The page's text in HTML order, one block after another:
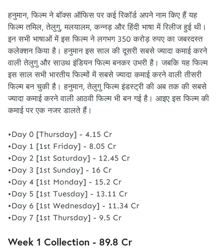
हनुमान, फिल्म ने बॉक्स ऑफिस पर कई रिकॉर्ड अपने नाम किए हैं यह
फिल्म तमिल, तेलुगु, मलयालम, कन्नड़ और हिंदी भाषा में रिलीज हुई थी।
इन सभी भाषाओं में इस फिल्म ने लगभग 350 करोड़ रुपए का जबरदस्त
कलेक्शन किया है। हनुमान इस साल की दूसरी सबसे ज्यादा कमाई करने
वाली तेलुगु और साउथ इंडियन फिल्म बनकर उभरी है। जबकि यह फिल्म
इस साल सभी भारतीय फिल्मों में सबसे ज्यादा कमाई करने वाली तीसरी
फिल्म बन चुकी है। हनुमान, तेलुगु फिल्म इंडस्ट्री की अब तक की सबसे
ज्यादा कमाई करने वाली आठवी फिल्म भी बन गई है। आइए इस फिल्म की
कमाई पर एक नजर डालते हैं।
•Day 0 [Thursday] - 4.15 Cr
•Day 1 [1st Friday] - 8.05 Cr
•Day 2 [1st Saturday] - 12.45 Cr
•Day 3 [1st Sunday] - 16 Cr
•Day 4 [1st Monday] - 15.2 Cr
•Day 5 [1st Tuesday] - 13.11 Cr
•Day 6 [1st Wednesday] - 11.34 Cr
•Day 7 [1st Thursday] - 9.5 Cr
Week 1 Collection - 89.8 Cr